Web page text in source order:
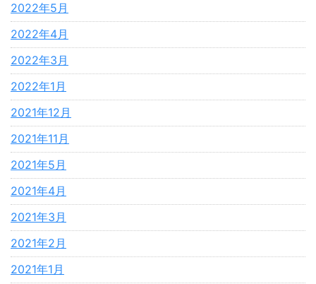
2022年5月
2022年4月
2022年3月
2022年1月
2021年12月
2021年11月
2021年5月
2021年4月
2021年3月
2021年2月
2021年1月